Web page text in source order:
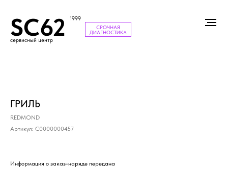
SC62 1999
сервисный центр
СРОЧНАЯ
ДИАГНОСТИКА
ГРИЛЬ
REDMOND
Артикул: С0000000457
Информация о заказ-наряде передана